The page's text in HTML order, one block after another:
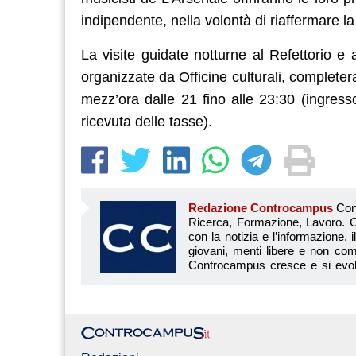
indipendente, nella volontà di riaffermare
La visite guidate notturne al Refettorio e
organizzate da Officine culturali,
mezz’ora dalle 21 fino alle 23:30
ricevuta delle tasse).
Redazione Controcampus Controcampus è Il magazine più letto dai giovani su: Scuola, Università, Ricerca, Formazione, Lavoro. Controcampus nasce nell’ottobre 2001 con la missione di affiancare con la notizia e l’informazione, il mondo dell’istruzione e dell’università. Il suo cuore pulsante sono i giovani, menti libere e non compromesse da nessun interesse di parte. Il progetto è ambizioso e Controcampus cresce e si evolve arricchendo il proprio staff con nuovi giovani vogliosi di